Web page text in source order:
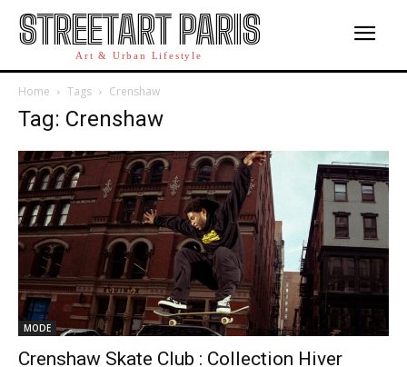
STREETART PARIS
Art & Urban Lifestyle
Home Tags Crenshaw
Tag: Crenshaw
MODE
Crenshaw Skate Club : Collection Hiver